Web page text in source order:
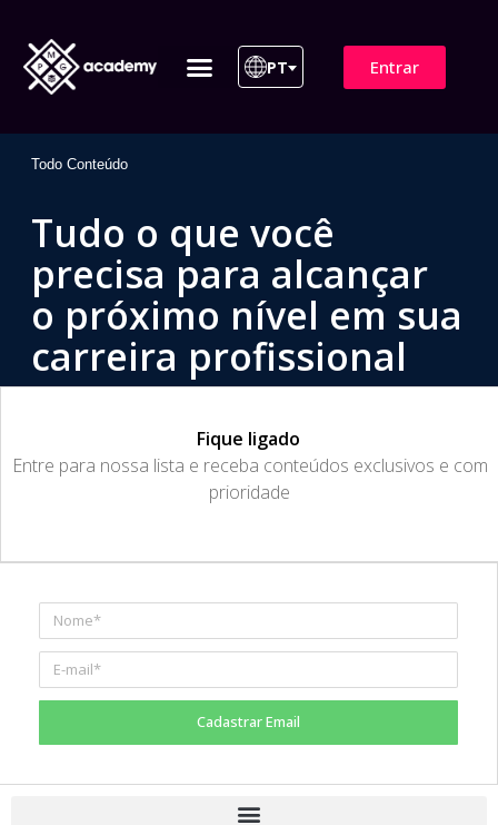
PT Entrar
Todo Conteúdo
Tudo o que você
precisa para alcançar
o próximo nível em sua
carreira profissional
Fique ligado
​Entre para nossa lista e receba conteúdos exclusivos e com
prioridade
Cadastrar Email